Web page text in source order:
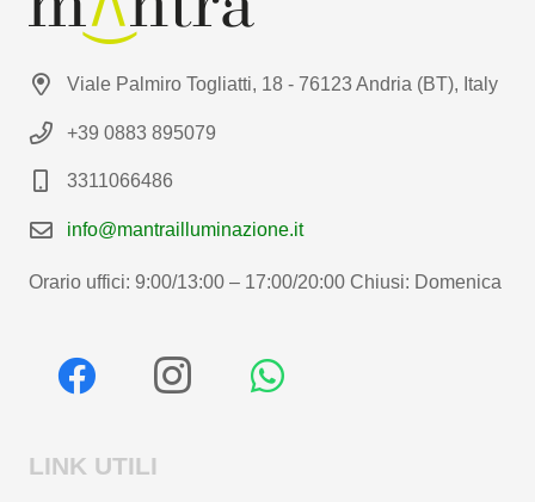
Viale Palmiro Togliatti, 18 - 76123 Andria (BT), Italy
+39 0883 895079
3311066486
info@mantrailluminazione.it
Orario uffici: 9:00/13:00 – 17:00/20:00 Chiusi: Domenica
LINK UTILI